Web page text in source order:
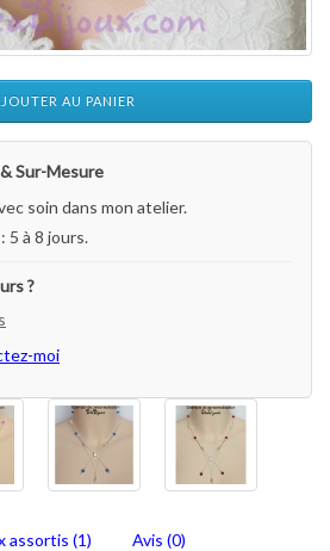
AU PANIER
Sur-Mesure
soin dans mon atelier.
5 à 8 jours.
?
moi
assortis (1) Avis (0)